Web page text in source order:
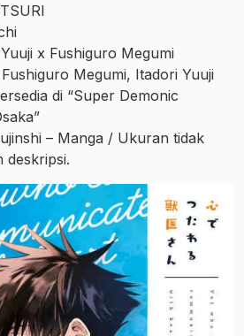
x Fushiguro Megumi
Fushiguro Megumi, Itadori Yuuji
di “Super Demonic
– Manga / Ukuran tidak
deskripsi.